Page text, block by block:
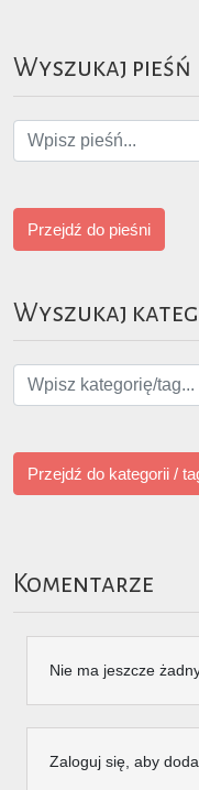
Wyszukaj pieśń
Przejdź do pieśni
Wyszukaj
Przejdź do kategorii /
Komentarze
Nie ma jeszcze
Zaloguj się, aby